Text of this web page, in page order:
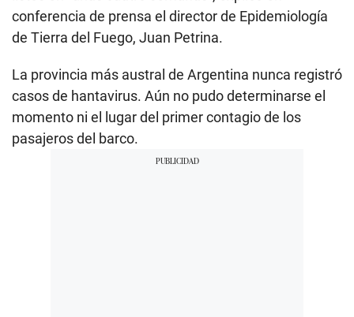
conferencia de prensa el director de Epidemiología
de Tierra del Fuego, Juan Petrina.
La provincia más austral de Argentina nunca registró
casos de hantavirus. Aún no pudo determinarse el
momento ni el lugar del primer contagio de los
pasajeros del barco.